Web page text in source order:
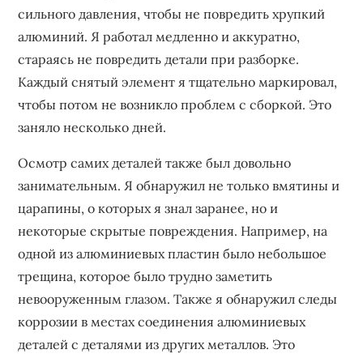
сильного давления, чтобы не повредить хрупкий
алюминий. Я работал медленно и аккуратно,
стараясь не повредить детали при разборке.
Каждый снятый элемент я тщательно маркировал,
чтобы потом не возникло проблем с сборкой. Это
заняло несколько дней.
Осмотр самих деталей также был довольно
занимательным. Я обнаружил не только вмятины и
царапины, о которых я знал заранее, но и
некоторые скрытые повреждения. Например, на
одной из алюминиевых пластин было небольшое
трещина, которое было трудно заметить
невооруженным глазом. Также я обнаружил следы
коррозии в местах соединения алюминиевых
деталей с деталями из других металлов. Это